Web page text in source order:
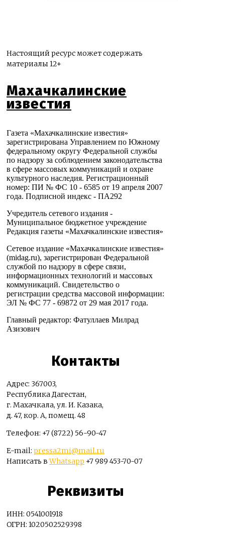
Настоящий ресурс может содержать
материалы 12+
Махачкалинские
известия
Газета «Махачкалинские известия»
зарегистрирована Управлением по Южному
федеральному округу Федеральной службы
по надзору за соблюдением законодательства
в сфере массовых коммуникаций и охране
культурного наследия. Регистрационный
номер: ПИ № ФС 10 - 6585 от 19 апреля 2007
года. Подписной индекс - ПА292
Учредитель сетевого издания -
Муниципальное бюджетное учреждение
Редакция газеты «Махачкалинские известия»
Сетевое издание «Махачкалинские известия»
(midag.ru), зарегистрирован Федеральной
службой по надзору в сфере связи,
информационных технологий и массовых
коммуникаций. Свидетельство о
регистрации средства массовой информации:
ЭЛ № ФС 77 - 69872 от 29 мая 2017 года.
Главный редактор: Фатуллаев Милрад
Азизович
Контакты
Адрес: 367003,
Республика Дагестан,
г. Махачкала, ул. И. Казака,
д. 47, кор. А, помещ. 48
Телефон: +7 (8722) 56-90-47
E-mail: pressa2mi@mail.ru
Написать вWhatsapp +7 989 453-70-07
Реквизиты
ИНН: 0541001918
ОГРН: 1020502529398